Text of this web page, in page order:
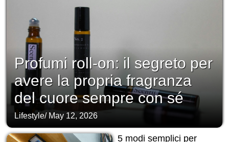
Profumi roll-on: il segreto per
avere la propria fragranza
del cuore sempre con sé
Lifestyle/ May 12, 2026
5 modi semplici per